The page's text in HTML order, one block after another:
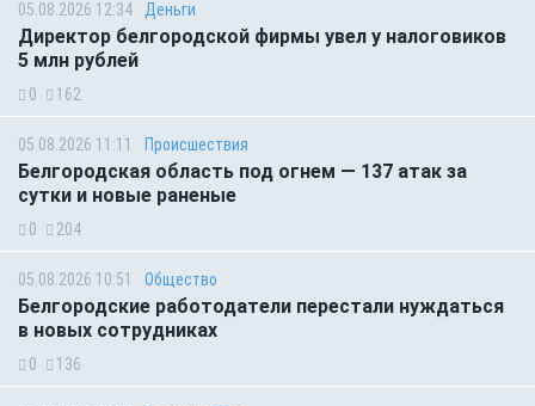
05.08.2026 12:34 Деньги
Директор белгородской фирмы увел у налоговиков
5 млн рублей
0 162
05.08.2026 11:11 Происшествия
Белгородская область под огнем — 137 атак за
сутки и новые раненые
0 204
05.08.2026 10:51 Общество
Белгородские работодатели перестали нуждаться
в новых сотрудниках
0 136